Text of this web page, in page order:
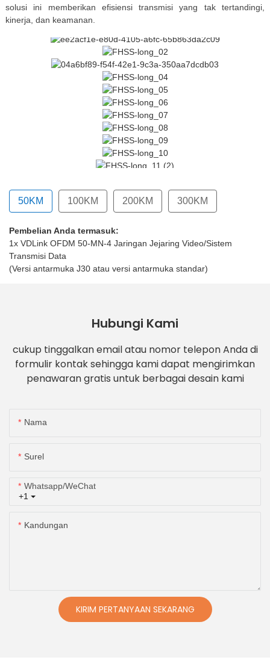
solusi ini memberikan efisiensi transmisi yang tak tertandingi,
kinerja, dan keamanan.
50KM 100KM 200KM 300KM
Pembelian Anda termasuk:
1x VDLink OFDM 50-MN-4 Jaringan Jejaring Video/Sistem
Transmisi Data
(Versi antarmuka J30 atau versi antarmuka standar)
Antarmuka Standar)
(Versi Antarmuka Standar)
Hubungi Kami
cukup tinggalkan email atau nomor telepon Anda di
formulir kontak sehingga kami dapat mengirimkan
penawaran gratis untuk berbagai desain kami
Nama
Surel
+1
Whatsapp/WeChat
Kandungan
KIRIM PERTANYAAN SEKARANG